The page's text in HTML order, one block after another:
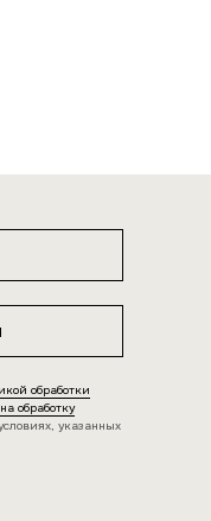
обработки
обработку
указанных